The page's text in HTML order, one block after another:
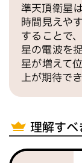
準天頂衛星
時間見えや
することで
星の電波を
星が増えて
上が期待でき
理解す